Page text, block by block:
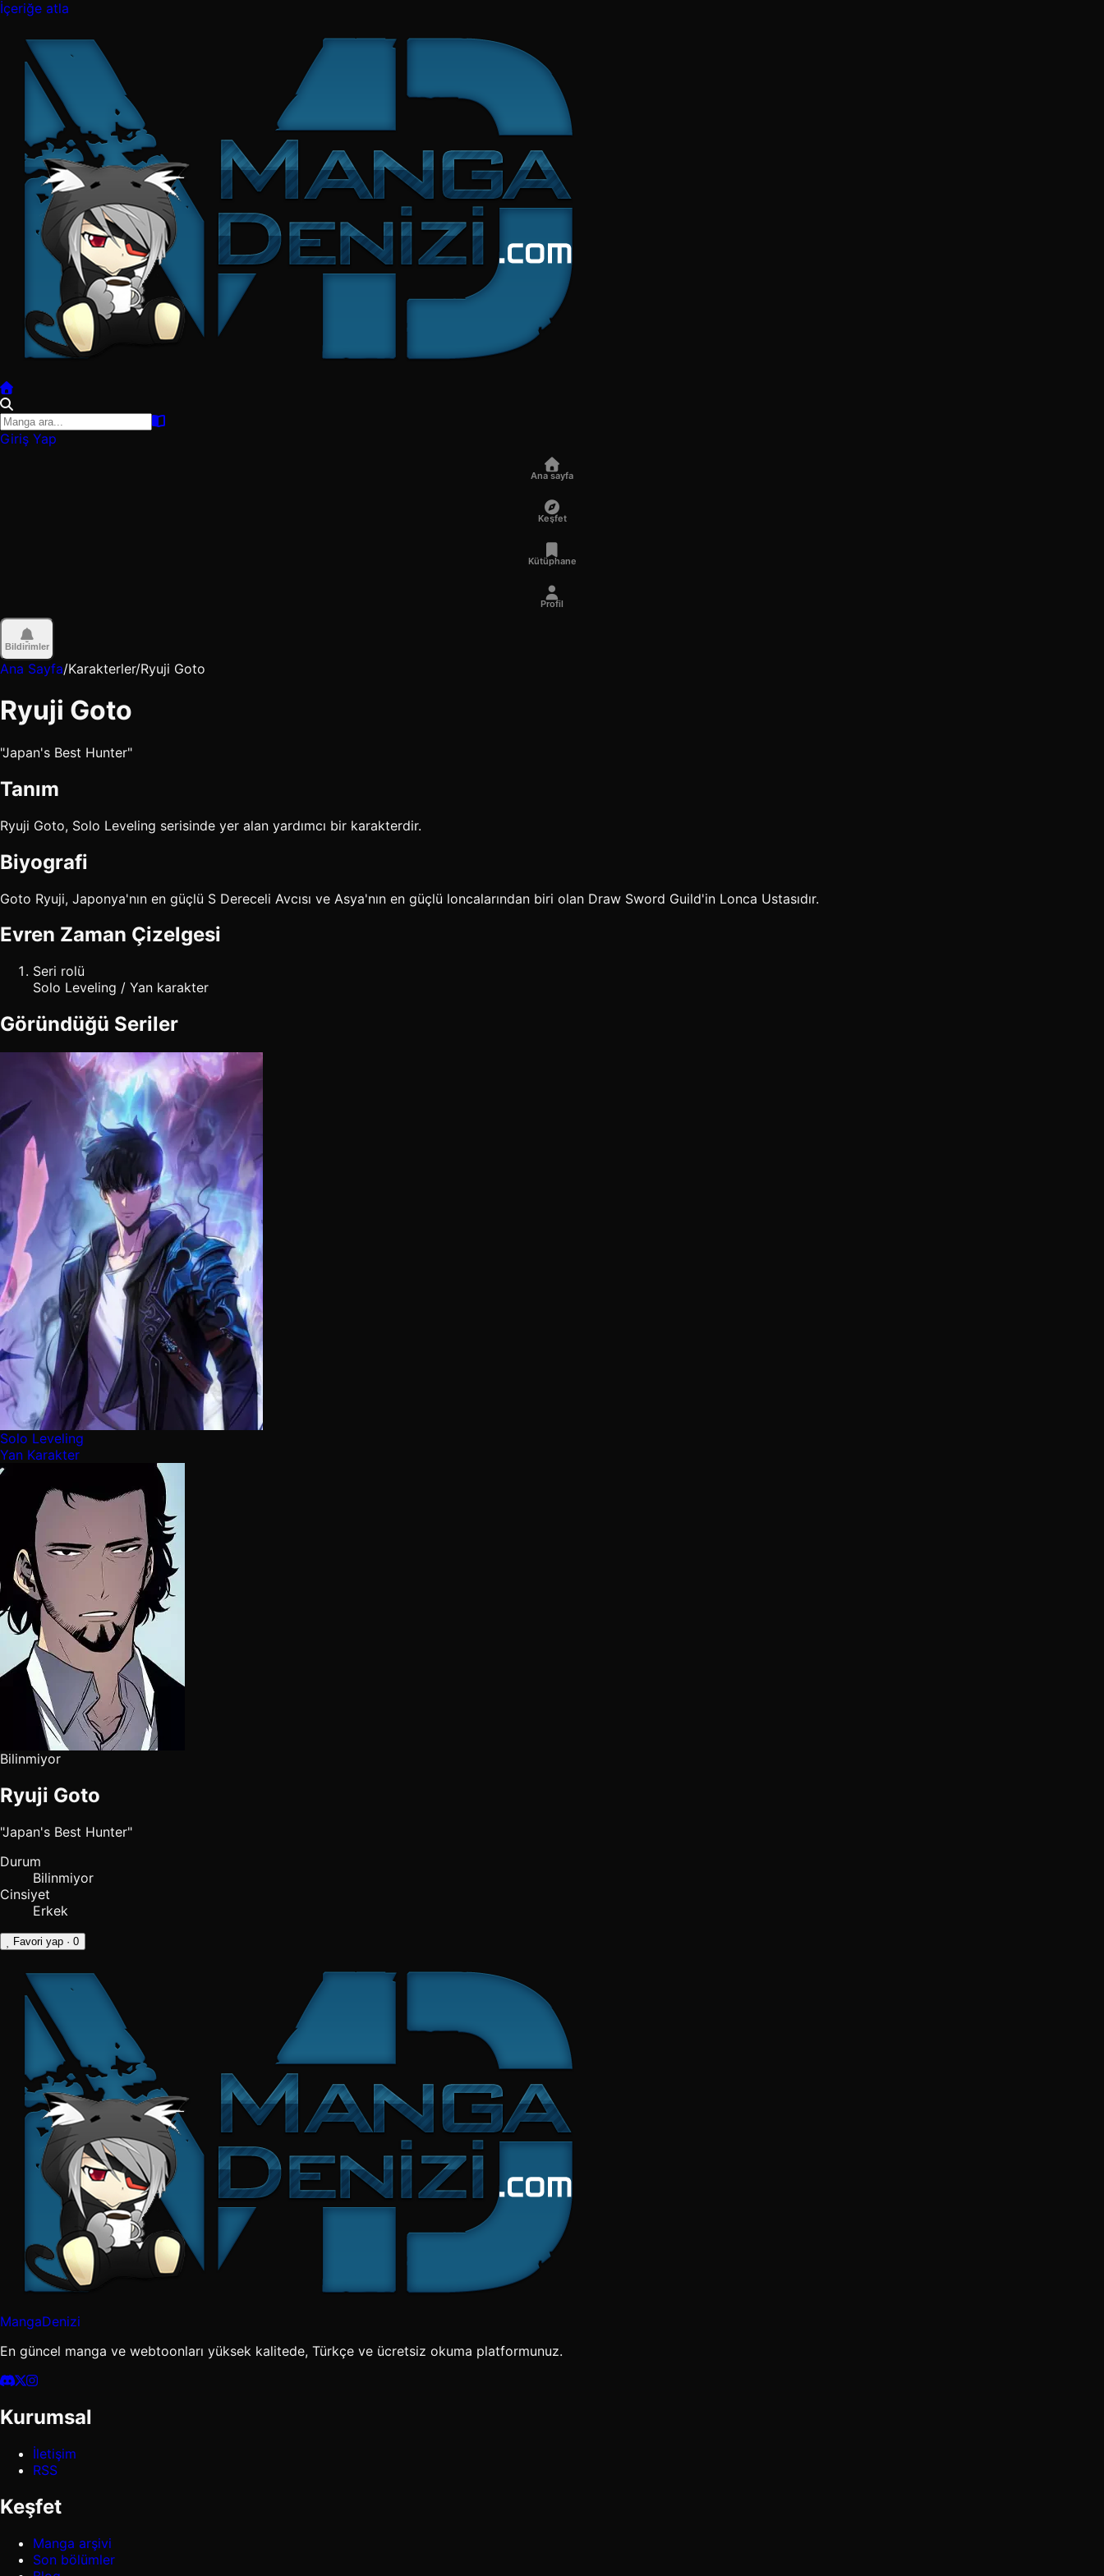
İçeriğe atla
Giriş Yap
Ana sayfa
Keşfet
Kütüphane
Profil
Bildirimler
Ana Sayfa/Karakterler/Ryuji Goto
Ryuji Goto
"Japan's Best Hunter"
Tanım
Ryuji Goto, Solo Leveling serisinde yer alan yardımcı bir karakterdir.
Biyografi
Goto Ryuji, Japonya'nın en güçlü S Dereceli Avcısı ve Asya'nın en güçlü loncalarından biri olan Draw Sword Guild'in Lonca Ustasıdır.
Evren Zaman Çizelgesi
Seri rolü
Solo Leveling / Yan karakter
Göründüğü Seriler
Solo Leveling
Yan Karakter
Bilinmiyor
Ryuji Goto
"Japan's Best Hunter"
Durum
Bilinmiyor
Cinsiyet
Erkek
Favori yap · 0
MangaDenizi
En güncel manga ve webtoonları yüksek kalitede, Türkçe ve ücretsiz okuma platformunuz.
Kurumsal
İletişim
RSS
Keşfet
Manga arşivi
Son bölümler